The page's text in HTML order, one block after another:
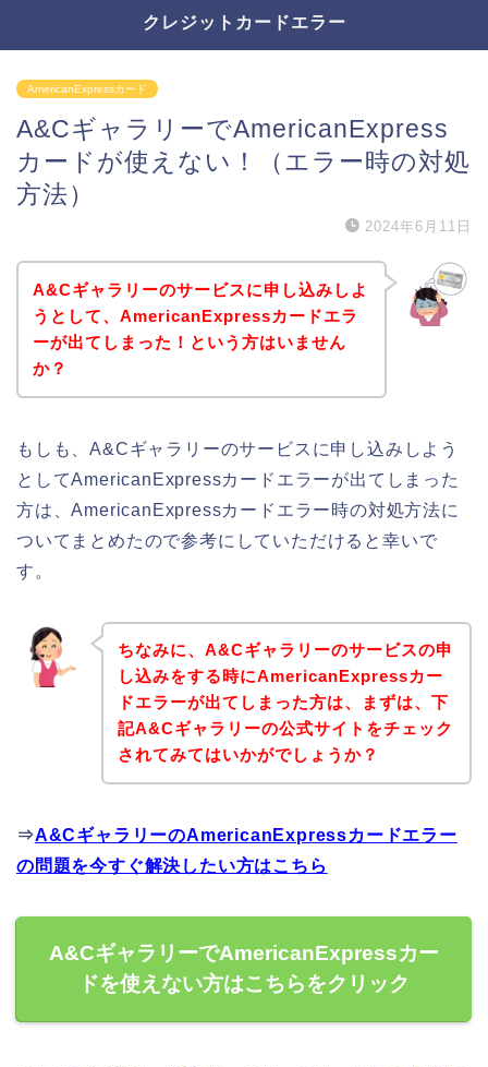
クレジットカードエラー
AmericanExpressカード
A&CギャラリーでAmericanExpress
カードが使えない！（エラー時の対処
方法）
2024年6月11日
A&Cギャラリーのサービスに申し込みしよ
うとして、AmericanExpressカードエラ
ーが出てしまった！という方はいません
か？
もしも、A&Cギャラリーのサービスに申し込みしよう
としてAmericanExpressカードエラーが出てしまった
方は、AmericanExpressカードエラー時の対処方法に
ついてまとめたので参考にしていただけると幸いで
す。
ちなみに、A&Cギャラリーのサービスの申
し込みをする時にAmericanExpressカー
ドエラーが出てしまった方は、まずは、下
記A&Cギャラリーの公式サイトをチェック
されてみてはいかがでしょうか？
⇒A&CギャラリーのAmericanExpressカードエラー
の問題を今すぐ解決したい方はこちら
A&CギャラリーでAmericanExpressカー
ドを使えない方はこちらをクリック